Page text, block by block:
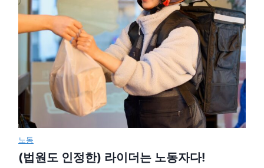
노동
(법원도 인정한) 라이더는 노동자다!